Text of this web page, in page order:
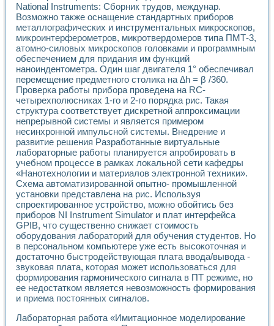
National Instruments: Сборник трудов, междунар.
Возможно также оснащение стандартных приборов
металлографических и инструментальных микроскопов,
микроинтерферометров, микротвердомеров типа ПМТ-3,
атомно-силовых микроскопов головками и программным
обеспечением для придания им функций
наноиндентометра. Один шаг двигателя 1° обеспечивал
перемещение предметного столика на ∆h = β /360.
Проверка работы прибора проведена на RC-
четырехполюсниках 1-го и 2-го порядка рис. Такая
структура соответствует дискретной аппроксимации
непрерывной системы и является примером
несинхронной импульсной системы. Внедрение и
развитие решения Разработанные виртуальные
лабораторные работы планируется апробировать в
учебном процессе в рамках локальной сети кафедры
«Нанотехнологии и материалов электронной техники».
Схема автоматизированной опытно- промышленной
установки представлена на рис. Используя
спроектированное устройство, можно обойтись без
приборов NI Instrument Simulator и плат интерфейса
GPIB, что существенно снижает стоимость
оборудования лабораторий для обучения студентов. Но
в персональном компьютере уже есть высокоточная и
достаточно быстродействующая плата ввода/вывода -
звуковая плата, которая может использоваться для
формирования гармонического сигнала в ПТ режиме, но
ее недостатком является невозможность формирования
и приема постоянных сигналов.
Лабораторная работа «Имитационное моделирование